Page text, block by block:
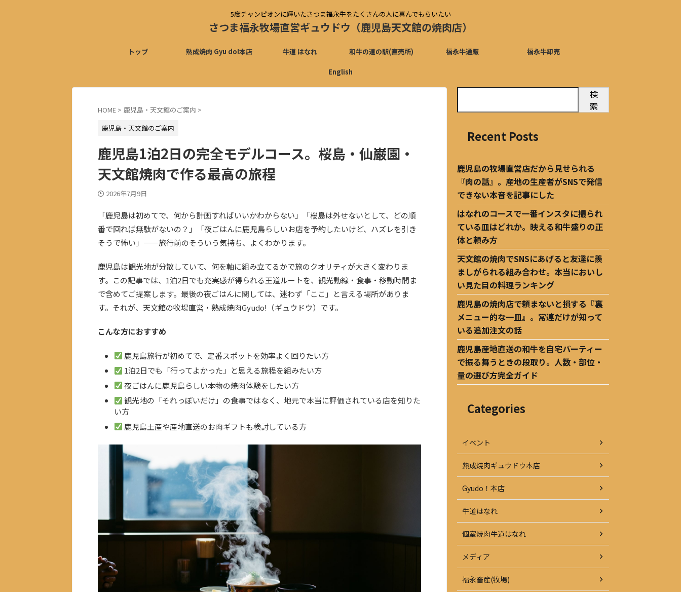
5度チャンピオンに輝いたさつま福永牛をたくさんの人に喜んでもらいたい
さつま福永牧場直営ギュウドウ（鹿児島天文館の焼肉店）
トップ 熟成焼肉 Gyu do!本店 牛道 はなれ 和牛の道の駅(直売所) 福永牛通販 福永牛卸売
English
HOME > 鹿児島・天文館のご案内 >
鹿児島・天文館のご案内
鹿児島1泊2日の完全モデルコース。桜島・仙巌園・
天文館焼肉で作る最高の旅程
2026年7月9日
「鹿児島は初めてで、何から計画すればいいかわからない」「桜島は外せないとして、どの順
番で回れば無駄がないの？」「夜ごはんに鹿児島らしいお店を予約したいけど、ハズレを引き
そうで怖い」——旅行前のそういう気持ち、よくわかります。
鹿児島は観光地が分散していて、何を軸に組み立てるかで旅のクオリティが大きく変わりま
す。この記事では、1泊2日でも充実感が得られる王道ルートを、観光動線・食事・移動時間ま
で含めてご提案します。最後の夜ごはんに関しては、迷わず「ここ」と言える場所がありま
す。それが、天文館の牧場直営・熟成焼肉Gyudo!（ギュウドウ）です。
こんな方におすすめ
鹿児島旅行が初めてで、定番スポットを効率よく回りたい方
1泊2日でも「行ってよかった」と思える旅程を組みたい方
夜ごはんに鹿児島らしい本物の焼肉体験をしたい方
観光地の「それっぽいだけ」の食事ではなく、地元で本当に評価されている店を知りた
い方
鹿児島土産や産地直送のお肉ギフトも検討している方
検
索
Recent Posts
鹿児島の牧場直営店だから見せられる
『肉の話』。産地の生産者がSNSで発信
できない本音を記事にした
はなれのコースで一番インスタに撮られ
ている皿はどれか。映える和牛盛りの正
体と頼み方
天文館の焼肉でSNSにあげると友達に羨
ましがられる組み合わせ。本当においし
い見た目の料理ランキング
鹿児島の焼肉店で頼まないと損する『裏
メニュー的な一皿』。常連だけが知って
いる追加注文の話
鹿児島産地直送の和牛を自宅パーティー
で振る舞うときの段取り。人数・部位・
量の選び方完全ガイド
Categories
イベント
熟成焼肉ギュウドウ本店
Gyudo！本店
牛道はなれ
個室焼肉牛道はなれ
メディア
福永畜産(牧場)